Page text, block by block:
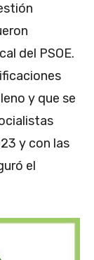
del PSOE.
y que se
y con las
el